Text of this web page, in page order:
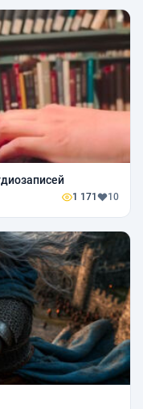
1 171 10